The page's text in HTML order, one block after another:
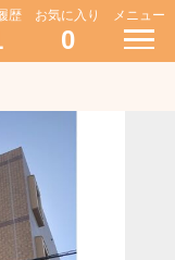
歴 お気に入り
0
メニュー